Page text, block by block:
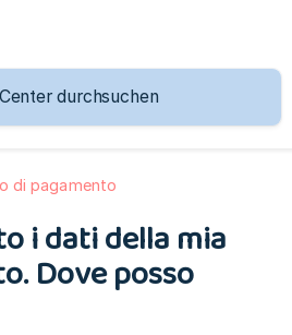
di pagamento
i dati della mia
Dove posso